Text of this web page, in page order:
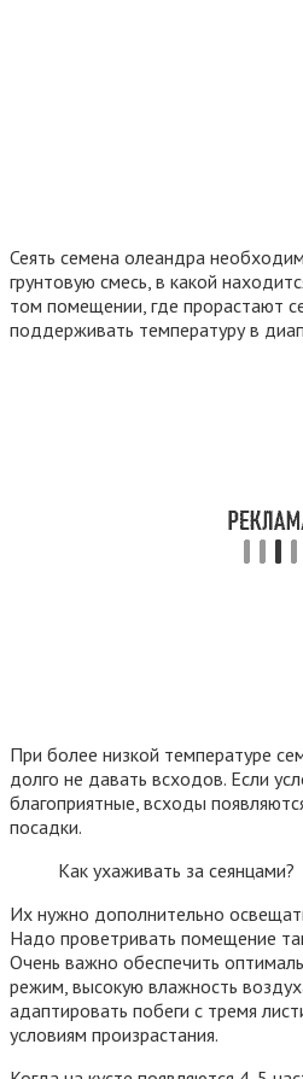
Сеять семена олеандра
грунтовую смесь, в какой
том помещении, где прорастают
поддерживать температуру в
При более низкой температуре
долго не давать всходов. Если
благоприятные, всходы
посадки.
Как ухаживать за сеянцами?
Их нужно дополнительно
Надо проветривать помещение
Очень важно обеспечить
режим, высокую влажность
адаптировать побеги с тремя
условиям произрастания.